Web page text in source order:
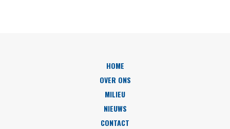
HOME
OVER ONS
MILIEU
NIEUWS
CONTACT